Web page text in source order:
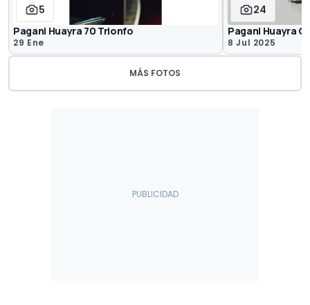
5
Pagani Huayra 70 Trionfo
29 Ene
24
Pagani Huayra
8 Jul 2025
MÁS FOTOS